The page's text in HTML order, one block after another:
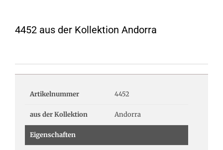
4452 aus der Kollektion Andorra
Artikelnummer 4452
aus der Kollektion Andorra
Eigenschaften